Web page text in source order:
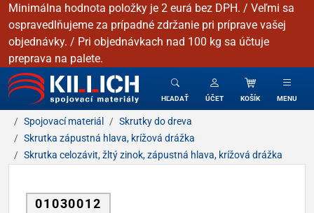
Minimálna hodnota položky je 2 eurá bez DPH. / Veľmi sa
ospravedlňujeme za prípadné zdržanie pri príprave vašej
objednávky. / Pri objednávkach nad 100 kg sa účtuje
preprava na palete.
KILLICH - Spojovacie materiály
HĽADAŤ ÚČET KOŠÍK MENU
Spojovací materiál
Skrutky do dreva
Skrutka zápustná hlava, krížová drážka
Skrutka celozávit, žltý zinok, zápustná hlava, krížová drážka
01030012